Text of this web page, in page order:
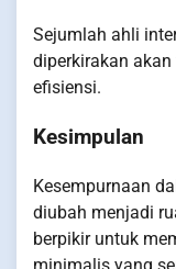
Sejumlah ahli
diperkirakan
efisiensi.
Kesimpulan
Kesempurnaan
diubah menjadi
berpikir untuk
minimalis yang